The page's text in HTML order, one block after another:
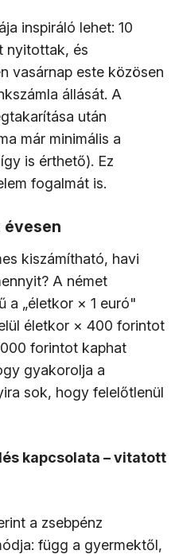
inspiráló lehet: 10
nyitottak, és
vasárnap este közösen
állását. A
után
már minimális a
is érthető). Ez
fogalmát is.
kiszámítható, havi
A német
a „életkor × 1 euró"
életkor × 400 forintot
forintot kaphat
gyakorolja a
sok, hogy felelőtlenül
kapcsolata – vitatott
a zsebpénz
függ a gyermektől,